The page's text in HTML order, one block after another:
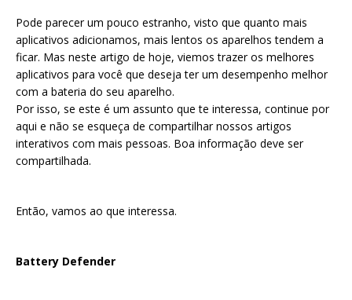
Pode parecer um pouco estranho, visto que quanto mais
aplicativos adicionamos, mais lentos os aparelhos tendem a
ficar. Mas neste artigo de hoje, viemos trazer os melhores
aplicativos para você que deseja ter um desempenho melhor
com a bateria do seu aparelho.
Por isso, se este é um assunto que te interessa, continue por
aqui e não se esqueça de compartilhar nossos artigos
interativos com mais pessoas. Boa informação deve ser
compartilhada.
Então, vamos ao que interessa.
Battery Defender